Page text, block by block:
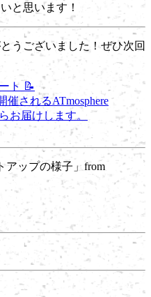
と思います！
うございました！ぜひ次回
ト 📝
催されるATmosphere
お届けします。
アップの様子」from